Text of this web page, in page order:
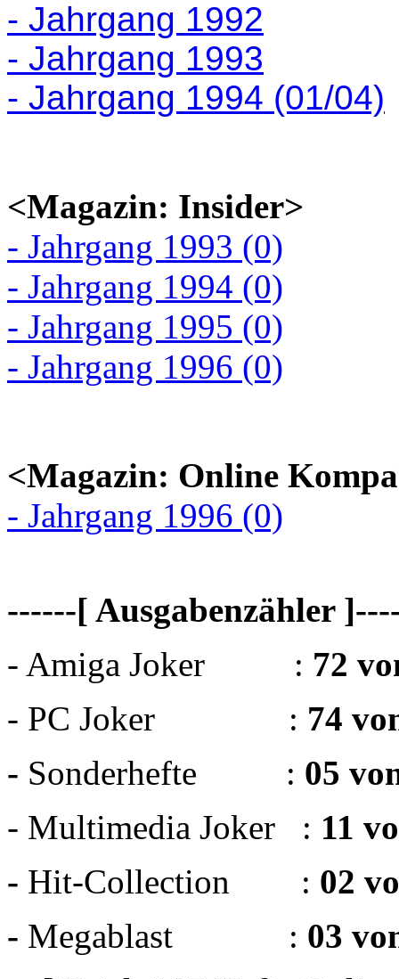
- Jahrgang 1992
- Jahrgang 1993
- Jahrgang 1994 (01/04)
<Magazin: Insider>
- Jahrgang 1993 (0)
- Jahrgang 1994 (0)
- Jahrgang 1995 (0)
- Jahrgang 1996 (0)
<Magazin: Online
- Jahrgang 1996 (0)
------[ Ausgabenzähler
- Amiga Joker : 72
- PC Joker : 74
- Sonderhefte : 05
- Multimedia Joker : 11
- Hit-Collection : 02
- Megablast : 03